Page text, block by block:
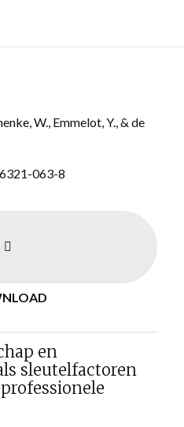
W., Emmelot, Y., & de
063-8
en
sleutelfactoren